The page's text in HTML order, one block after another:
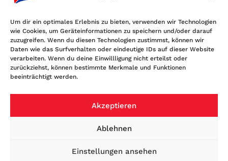
Um dir ein optimales Erlebnis zu bieten, verwenden wir Technologien
wie Cookies, um Geräteinformationen zu speichern und/oder darauf
zuzugreifen. Wenn du diesen Technologien zustimmst, können wir
Daten wie das Surfverhalten oder eindeutige IDs auf dieser Website
verarbeiten. Wenn du deine Einwillligung nicht erteilst oder
zurückziehst, können bestimmte Merkmale und Funktionen
beeinträchtigt werden.
Akzeptieren
Ablehnen
Einstellungen ansehen
Kontakt
Freundschaftsgesellschaft BRD-Kuba
Maybachstr. 159, 50670 Köln
E-Mail: info@fgbrdkuba.de